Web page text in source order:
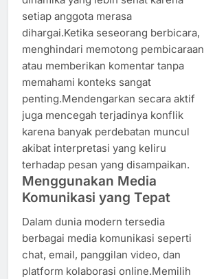
setiap anggota merasa
dihargai.Ketika seseorang berbicara,
menghindari memotong pembicaraan
atau memberikan komentar tanpa
memahami konteks sangat
penting.Mendengarkan secara aktif
juga mencegah terjadinya konflik
karena banyak perdebatan muncul
akibat interpretasi yang keliru
terhadap pesan yang disampaikan.
Menggunakan Media
Komunikasi yang Tepat
Dalam dunia modern tersedia
berbagai media komunikasi seperti
chat, email, panggilan video, dan
platform kolaborasi online.Memilih